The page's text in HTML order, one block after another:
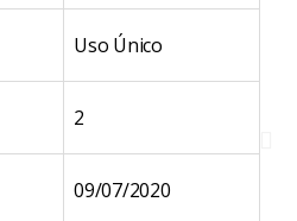
Uso Único
2
09/07/2020